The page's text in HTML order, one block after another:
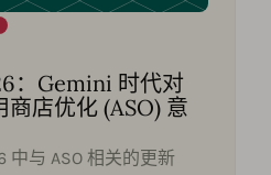
：Gemini 时代对
店优化 (ASO) 意
中与 ASO 相关的更新